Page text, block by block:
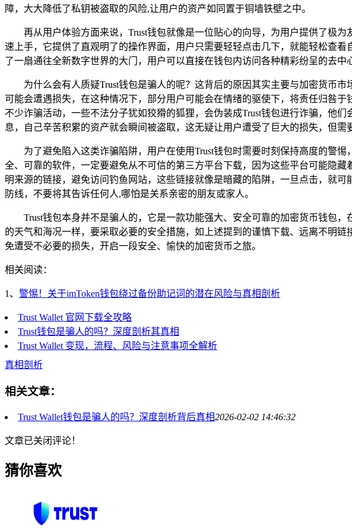
障，大大降低了私钥被盗取的风险,让用户的资产如同置于铜墙铁壁之中。
再从用户体验方面来说，Trust钱包就像是一位贴心的向导，为用户提供了极
速上手，它提供了直观明了的操作界面，用户只需要轻轻点击几下，就能轻松查
了一扇通往全新数字世界的大门，用户可以直接在钱包内访问各种精彩纷呈的去
为什么会有人质疑Trust钱包是骗人的呢？这背后的原因其实主要与加密货币
可能会遭遇损失，在这种情况下，部分用户可能会在情绪的驱使下，将责任归咎
不少诈骗活动，一些不法分子犹如狡猾的狐狸，会伪装成Trust钱包进行诈骗，他
息，自己辛苦积累的资产就会瞬间被盗取，这无疑让用户遭受了巨大的损失，但
为了避免陷入这类诈骗陷阱，用户在使用Trust钱包时需要时刻保持高度的警惕
全、可靠的软件，一定要避免从不可信的第三方平台下载，因为这些平台可能隐
明来源的链接，避免访问钓鱼网站，这些链接就像是暗藏的陷阱，一旦点击，就
防线，不要将其告诉任何人,哪怕是关系亲密的朋友或家人。
Trust钱包本身并不是骗人的，它是一款功能强大、安全可靠的加密货币钱包
的天气和海况一样，要采取必要的安全措施，如上述提到的谨慎下载、远离不明
免遭受不必要的损失，开启一段安全、愉快的加密货币之旅。
相关阅读：
1、 警惕！关于imToken钱包绕过备份助记词的潜在风险与真相剖析
Trust Wallet 官网下载全攻略
Trust钱包是骗人的吗？深度剖析其真相
Trust Wallet 变现，流程、风险与注意事项全解析
真相剖析
相关文章：
Trust Wallet钱包是骗人的吗？深度剖析背后真相2026-02-02 14:46:32
文章已关闭评论！
猜你喜欢